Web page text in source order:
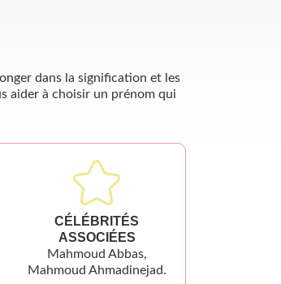
dans la signification et les
aider à choisir un prénom qui
CÉLÉBRITÉS
ASSOCIÉES
Mahmoud Abbas,
Mahmoud Ahmadinejad.